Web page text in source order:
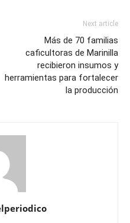
Next article
Más de 70 familias
caficultoras de Marinilla
recibieron insumos y
herramientas para fortalecer
la producción